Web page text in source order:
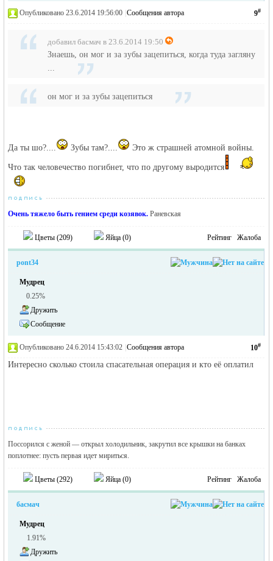
9#
Опубликовано 23.6.2014 19:56:00 Сообщения автора
добавил басмач в 23.6.2014 19:50
Знаешь, он мог и за зубы зацепиться, когда туда загляну
...
он мог и за зубы зацепиться
Да ты шо?.... Зубы там?.... Это ж страшней атомной войны.
Что так человечество погибнет, что по другому выродится
Очень тяжело быть гением среди козявок. Раневская
Цветы (209) Яйца (0) Рейтинг Жалоба
pont34
Мудрец
0.25%
Дружить
Сообщение
10#
Опубликовано 24.6.2014 15:43:02 Сообщения автора
Интересно сколько стоила спасательная операция и кто её оплатил
Поссорился с женой — открыл холодильник, закрутил все крышки на банках
поплотнее: пусть первая идет мириться.
Цветы (292) Яйца (0) Рейтинг Жалоба
басмач
Мудрец
1.91%
Дружить